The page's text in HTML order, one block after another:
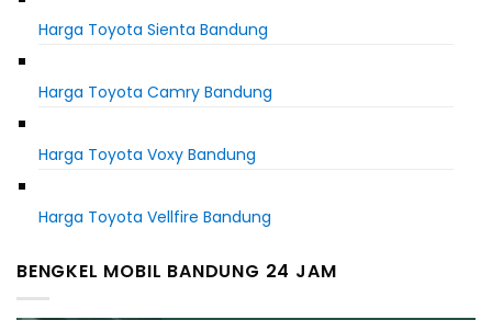
Harga Toyota Sienta Bandung
Harga Toyota Camry Bandung
Harga Toyota Voxy Bandung
Harga Toyota Vellfire Bandung
BENGKEL MOBIL BANDUNG 24 JAM